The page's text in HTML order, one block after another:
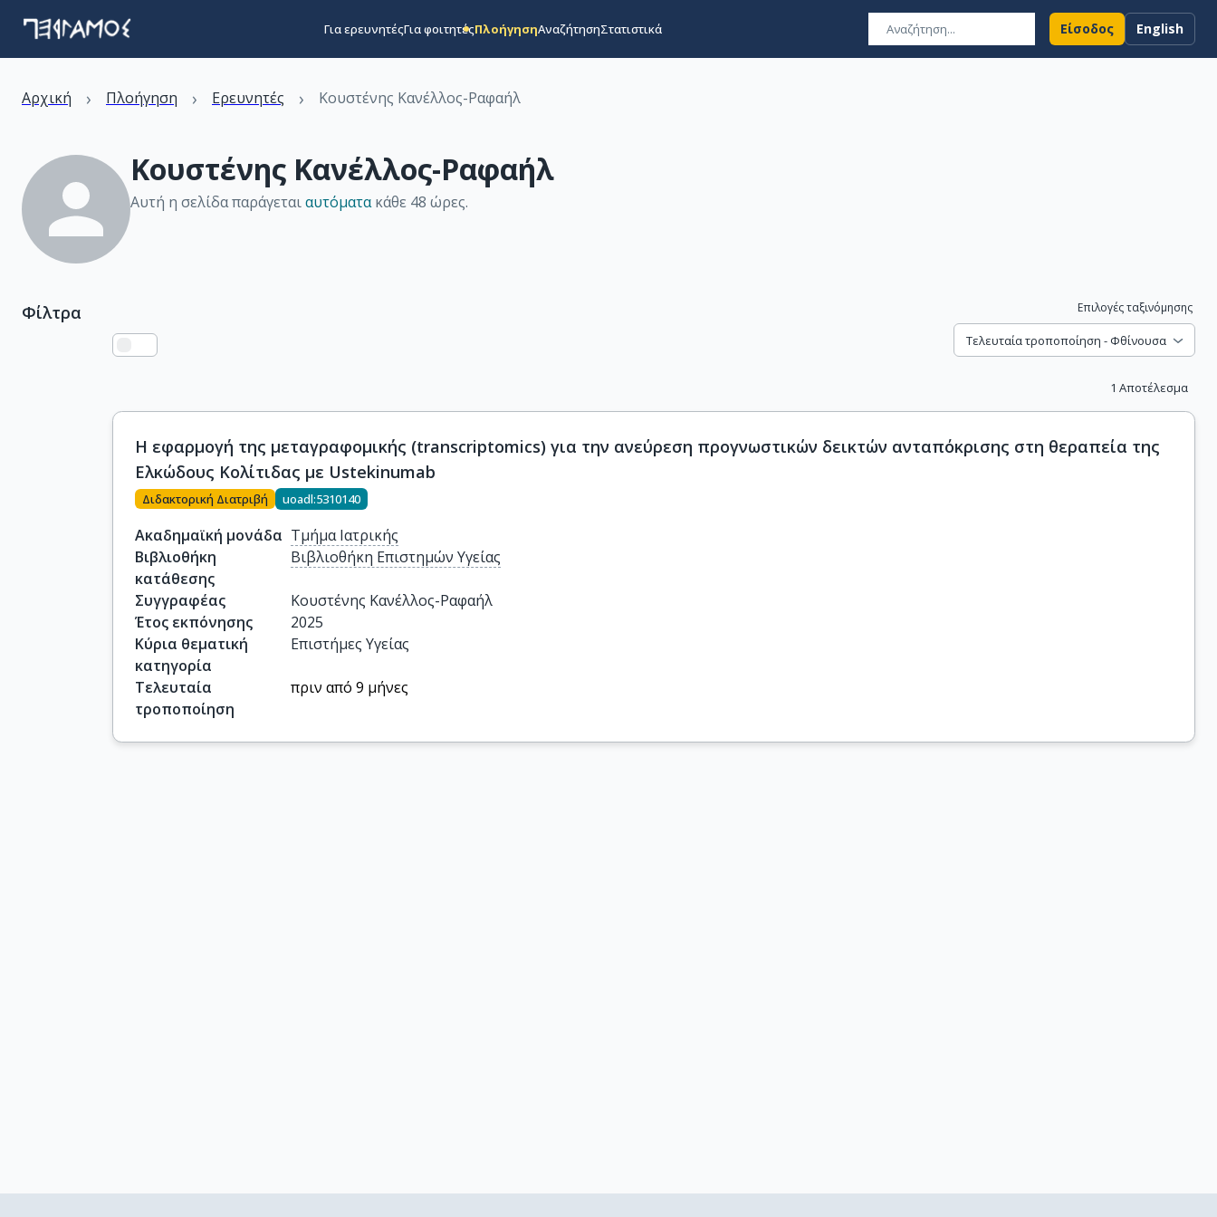
Για ερευνητέςΓια φοιτητέςΠλοήγησηΑναζήτησηΣτατιστικά Είσοδος English
Αρχική › Πλοήγηση › Ερευνητές › Κουστένης Κανέλλος-Ραφαήλ
Κουστένης Κανέλλος-Ραφαήλ
Αυτή η σελίδα παράγεταιαυτόματακάθε 48 ώρες.
Φίλτρα Επιλογές ταξινόμησης
Τελευταία τροποποίηση - Φθίνουσα
1 Αποτέλεσμα
Η εφαρμογή της μεταγραφομικής (transcriptomics) για την ανεύρεση προγνωστικών δεικτών ανταπόκρισης στη θεραπεία της
Ελκώδους Κολίτιδας με Ustekinumab
Διδακτορική Διατριβή uoadl:5310140
Ακαδημαϊκή μονάδα Τμήμα Ιατρικής
Βιβλιοθήκη
κατάθεσης
Βιβλιοθήκη Επιστημών Υγείας
Συγγραφέας
Κουστένης Κανέλλος-Ραφαήλ
Έτος εκπόνησης
2025
Κύρια θεματική
κατηγορία
Επιστήμες Υγείας
Τελευταία
τροποποίηση
πριν από 9 μήνες